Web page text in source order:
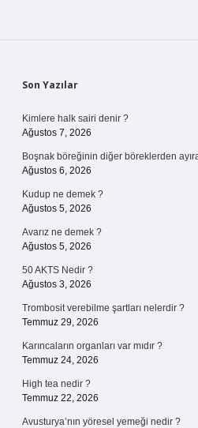
Sidebar
Son Yazılar
Kimlere halk sairi denir ?
Ağustos 7, 2026
Boşnak böreğinin diğer böreklerden
Ağustos 6, 2026
Kudup ne demek ?
Ağustos 5, 2026
Avarız ne demek ?
Ağustos 5, 2026
50 AKTS Nedir ?
Ağustos 3, 2026
Trombosit verebilme şartları nelerdir ?
Temmuz 29, 2026
Karıncaların organları var mıdır ?
Temmuz 24, 2026
High tea nedir ?
Temmuz 22, 2026
Avusturya’nın yöresel yemeği nedir ?